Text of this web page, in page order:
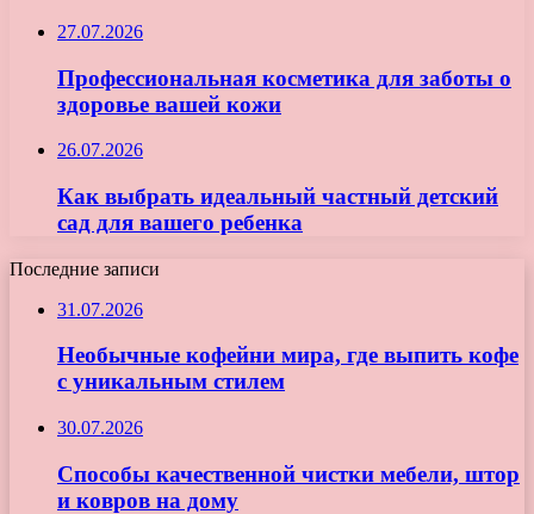
27.07.2026
Профессиональная косметика для заботы о
здоровье вашей кожи
26.07.2026
Как выбрать идеальный частный детский
сад для вашего ребенка
Последние записи
31.07.2026
Необычные кофейни мира, где выпить кофе
с уникальным стилем
30.07.2026
Способы качественной чистки мебели, штор
и ковров на дому